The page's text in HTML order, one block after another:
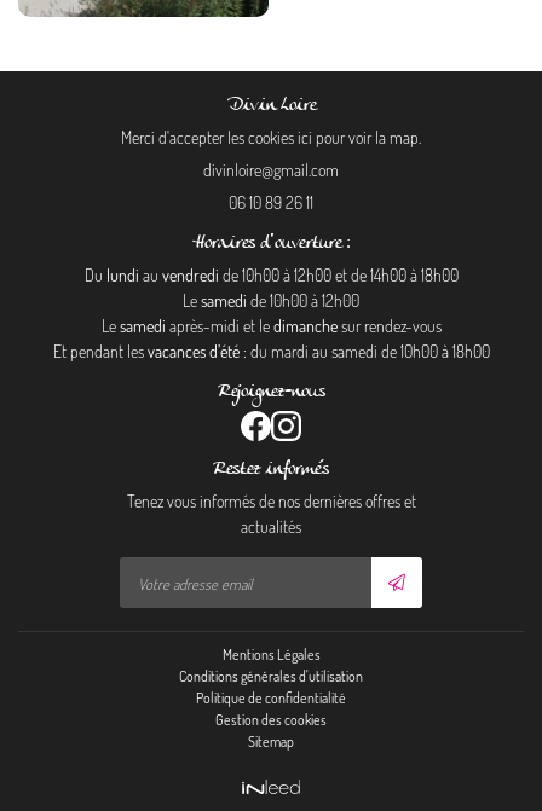
Divin Loire
Merci d'accepter les cookiesici pour voir la map.
06 10 89 26 11
Horaires d'ouverture :
Du lundi au vendredi de 10h00 à 12h00 et de 14h00 à 18h00
Lesamedi de 10h00 à 12h00
Lesamedi après-midi et ledimanchesur rendez-vous
Et pendant lesvacances d’été : du mardi au samedi de 10h00 à 18h00
Rejoignez-nous
Restez informés
Tenez vous informés de nos dernières offres et
actualités
Mentions Légales
Conditions générales d'utilisation
Politique de confidentialité
Gestion des cookies
Sitemap